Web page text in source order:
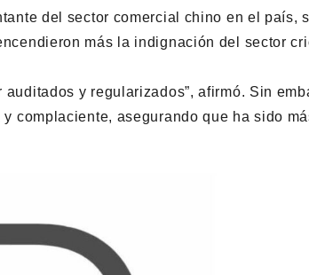
del sector comercial chino en el país,
más la indignación del sector
y regularizados”, afirmó. Sin
complaciente, asegurando que ha sido